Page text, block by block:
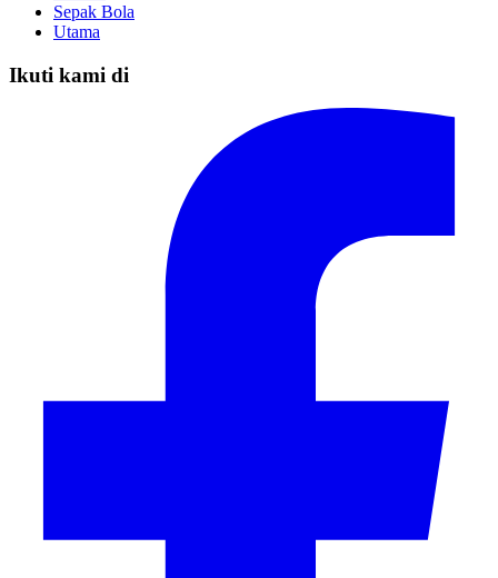
Sepak Bola
Utama
Ikuti kami di